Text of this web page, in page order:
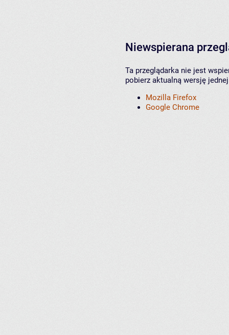
Niewspierana
Ta przeglądarka nie jest
pobierz aktualną wersję
Mozilla Firefox
Google Chrome